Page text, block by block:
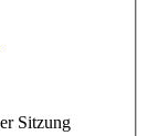
Sitzung